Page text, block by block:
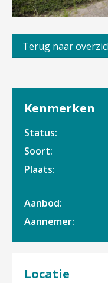
Terug naar
Kenmerken
Status:
Soort:
Plaats:
Aanbod:
Aannemer:
Locatie